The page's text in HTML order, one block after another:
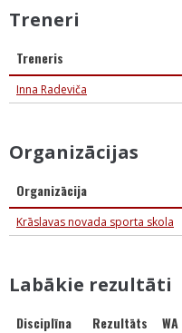
Treneri
Treneris
Inna Radeviča
Organizācijas
Organizācija
Krāslavas novada sporta skola
Labākie rezultāti
Disciplīna Rezultāts WA